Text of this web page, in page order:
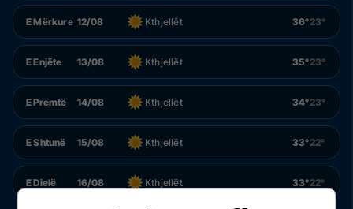
E Mërkure 12/08 Kthjellët 36°23°
E Enjëte 13/08 Kthjellët 35°23°
E Premtë 14/08 Kthjellët 34°23°
E Shtunë 15/08 Kthjellët 33°22°
E Dielë 16/08 Kthjellët 33°22°